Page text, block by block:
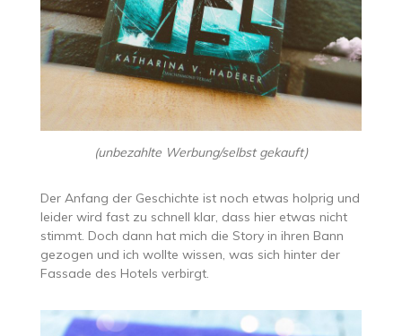
(unbezahlte Werbung/selbst gekauft)
Der Anfang der Geschichte ist noch etwas holprig und
leider wird fast zu schnell klar, dass hier etwas nicht
stimmt. Doch dann hat mich die Story in ihren Bann
gezogen und ich wollte wissen, was sich hinter der
Fassade des Hotels verbirgt.